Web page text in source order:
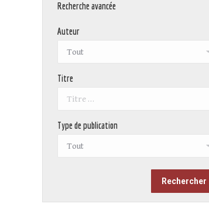
Recherche avancée
Auteur
Titre
Type de publication